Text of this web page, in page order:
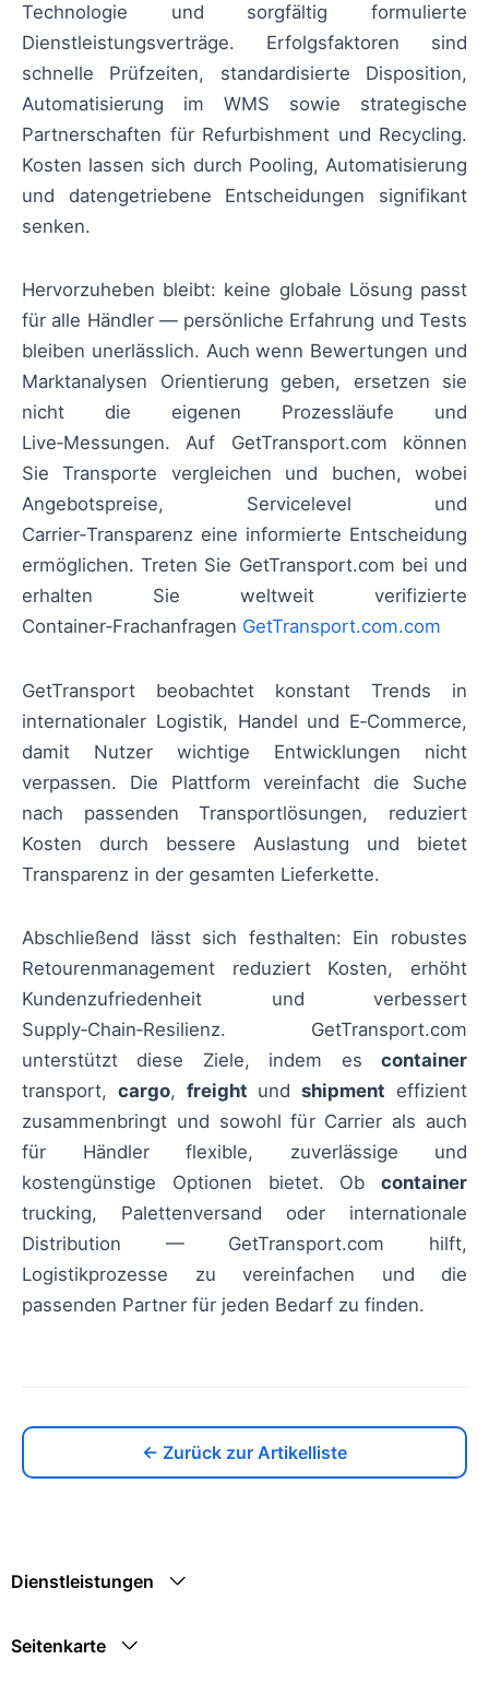
Technologie und sorgfältig formulierte
Dienstleistungsverträge. Erfolgsfaktoren sind
schnelle Prüfzeiten, standardisierte Disposition,
Automatisierung im WMS sowie strategische
Partnerschaften für Refurbishment und Recycling.
Kosten lassen sich durch Pooling, Automatisierung
und datengetriebene Entscheidungen signifikant
senken.
Hervorzuheben bleibt: keine globale Lösung passt
für alle Händler — persönliche Erfahrung und Tests
bleiben unerlässlich. Auch wenn Bewertungen und
Marktanalysen Orientierung geben, ersetzen sie
nicht die eigenen Prozessläufe und
Live‑Messungen. Auf GetTransport.com können
Sie Transporte vergleichen und buchen, wobei
Angebotspreise, Servicelevel und
Carrier‑Transparenz eine informierte Entscheidung
ermöglichen. Treten Sie GetTransport.com bei und
erhalten Sie weltweit verifizierte
Container‑Frachanfragen GetTransport.com.com
GetTransport beobachtet konstant Trends in
internationaler Logistik, Handel und E‑Commerce,
damit Nutzer wichtige Entwicklungen nicht
verpassen. Die Plattform vereinfacht die Suche
nach passenden Transportlösungen, reduziert
Kosten durch bessere Auslastung und bietet
Transparenz in der gesamten Lieferkette.
Abschließend lässt sich festhalten: Ein robustes
Retourenmanagement reduziert Kosten, erhöht
Kundenzufriedenheit und verbessert
Supply‑Chain‑Resilienz. GetTransport.com
unterstützt diese Ziele, indem es container
transport, cargo, freight undshipment effizient
zusammenbringt und sowohl für Carrier als auch
für Händler flexible, zuverlässige und
kostengünstige Optionen bietet. Ob container
trucking, Palettenversand oder internationale
Distribution — GetTransport.com hilft,
Logistikprozesse zu vereinfachen und die
passenden Partner für jeden Bedarf zu finden.
← Zurück zur Artikelliste
Dienstleistungen
Seitenkarte